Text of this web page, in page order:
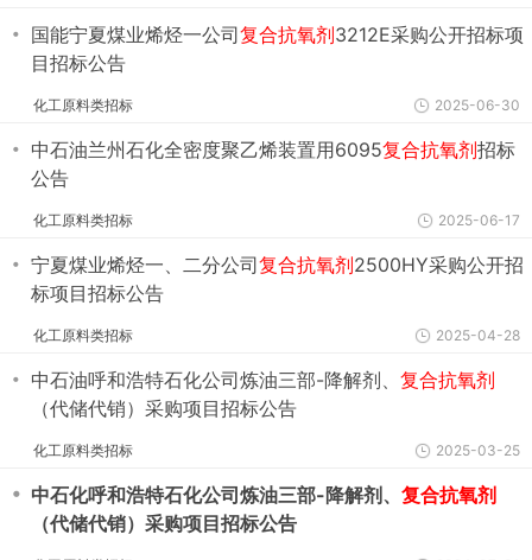
・ 国能宁夏煤业烯烃一公司复合抗氧剂3212E采购公开招标项
目招标公告
化工原料类招标 2025-06-30
・ 中石油兰州石化全密度聚乙烯装置用6095复合抗氧剂招标
公告
化工原料类招标 2025-06-17
・ 宁夏煤业烯烃一、二分公司复合抗氧剂2500HY采购公开招
标项目招标公告
化工原料类招标 2025-04-28
・ 中石油呼和浩特石化公司炼油三部-降解剂、 复合抗氧剂
（代储代销）采购项目招标公告
化工原料类招标 2025-03-25
・ 中石化呼和浩特石化公司炼油三部-降解剂、 复合抗氧剂
（代储代销）采购项目招标公告